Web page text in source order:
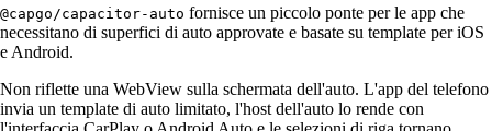
@capgo/capacitor-auto fornisce un piccolo ponte per le app che
necessitano di superfici di auto approvate e basate su template per iOS
e Android.
Non riflette una WebView sulla schermata dell'auto. L'app del telefono
invia un template di auto limitato, l'host dell'auto lo rende con